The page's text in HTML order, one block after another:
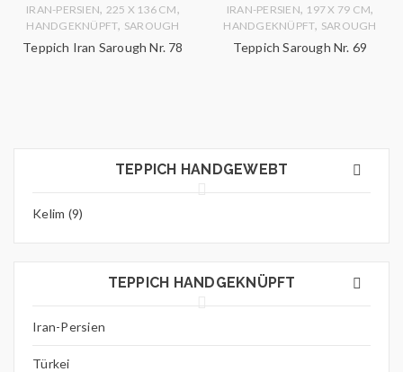
TEPPICH HANDGEWEBT
Kelim (9)
TEPPICH HANDGEKNÜPFT
Iran-Persien
Türkei
IRAN-PERSIEN, 225 X 136 CM,
HANDGEKNÜPFT, SAROUGH
Teppich Iran Sarough Nr. 78
IRAN-PERSIEN, 197 X 79 CM,
HANDGEKNÜPFT, SAROUGH
Teppich Sarough Nr. 69